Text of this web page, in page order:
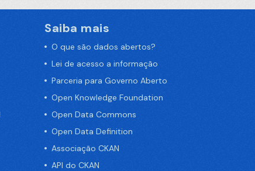
Saiba mais
O que são dados abertos?
Lei de acesso a informação
Parceria para Governo Aberto
Open Knowledge Foundation
Open Data Commons
Open Data Definition
Associação CKAN
API do CKAN